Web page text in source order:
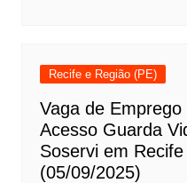
Recife e Região (PE)
Vaga de
Acesso Guarda
Soservi em
(05/09/2025)